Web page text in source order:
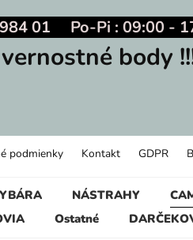
01 Po-Pi : 09:00 -
body
NÁSTRAHY
Ostatné
podmienky Kontakt GDPR